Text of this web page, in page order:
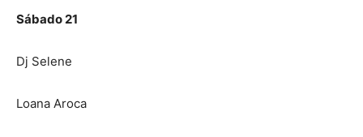
Sábado 21
Dj Selene
Loana Aroca